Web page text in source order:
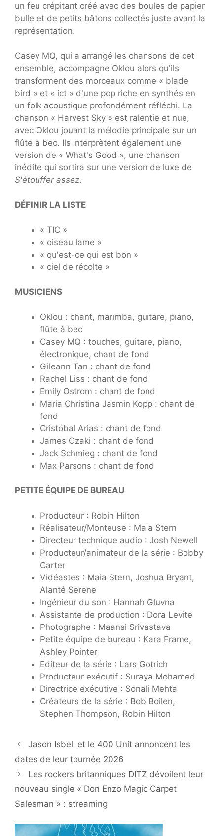
un feu crépitant créé avec des boules de papier
bulle et de petits bâtons collectés juste avant la
représentation.
Casey MQ, qui a arrangé les chansons de cet
ensemble, accompagne Oklou alors qu'ils
transforment des morceaux comme « blade
bird » et « ict » d'une pop riche en synthés en
un folk acoustique profondément réfléchi. La
chanson « Harvest Sky » est ralentie et nue,
avec Oklou jouant la mélodie principale sur un
flûte à bec. Ils interprètent également une
version de « What's Good », une chanson
inédite qui sortira sur une version de luxe de
S'étouffer assez.
DÉFINIR LA LISTE
« TIC »
« oiseau lame »
« qu'est-ce qui est bon »
« ciel de récolte »
MUSICIENS
Oklou : chant, marimba, guitare, piano,
flûte à bec
Casey MQ : touches, guitare, piano,
électronique, chant de fond
Gileann Tan : chant de fond
Rachel Liss : chant de fond
Emily Ostrom : chant de fond
Maria Christina Jasmin Kopp : chant de
fond
Cristóbal Arias : chant de fond
James Ozaki : chant de fond
Jack Schmieg : chant de fond
Max Parsons : chant de fond
PETITE ÉQUIPE DE BUREAU
Producteur : Robin Hilton
Réalisateur/Monteuse : Maia Stern
Directeur technique audio : Josh Newell
Producteur/animateur de la série : Bobby
Carter
Vidéastes : Maia Stern, Joshua Bryant,
Alanté Serene
Ingénieur du son : Hannah Gluvna
Assistante de production : Dora Levite
Photographe : Maansi Srivastava
Petite équipe de bureau : Kara Frame,
Ashley Pointer
Editeur de la série : Lars Gotrich
Producteur exécutif : Suraya Mohamed
Directrice exécutive : Sonali Mehta
Créateurs de la série : Bob Boilen,
Stephen Thompson, Robin Hilton
Jason Isbell et le 400 Unit annoncent les
dates de leur tournée 2026
Les rockers britanniques DITZ dévoilent leur
nouveau single « Don Enzo Magic Carpet
Salesman » : streaming